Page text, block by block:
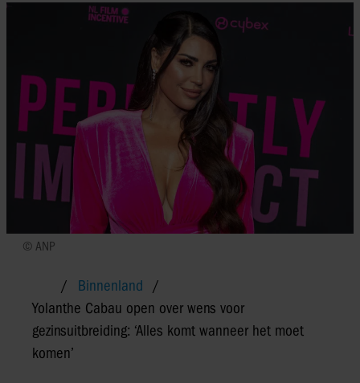
© ANP
Binnenland
Yolanthe Cabau open over wens voor
gezinsuitbreiding: ‘Alles komt wanneer het moet
komen’